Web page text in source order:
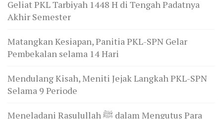
Geliat PKL Tarbiyah 1448 H di Tengah Padatnya
Akhir Semester
Matangkan Kesiapan, Panitia PKL-SPN Gelar
Pembekalan selama 14 Hari
Mendulang Kisah, Meniti Jejak Langkah PKL-SPN
Selama 9 Periode
Meneladani Rasulullah ﷺ dalam Mengutus Para